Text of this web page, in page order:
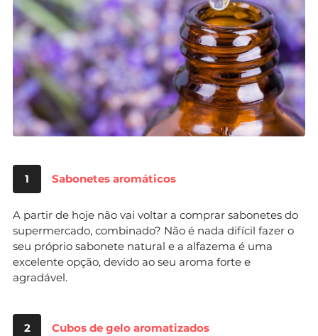
1 Sabonetes aromáticos
A partir de hoje não vai voltar a comprar sabonetes do
supermercado, combinado? Não é nada difícil fazer o
seu próprio sabonete natural e a alfazema é uma
excelente opção, devido ao seu aroma forte e
agradável.
2 Cubos de gelo aromatizados